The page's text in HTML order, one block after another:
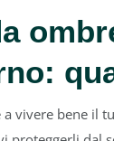
a vivere bene il